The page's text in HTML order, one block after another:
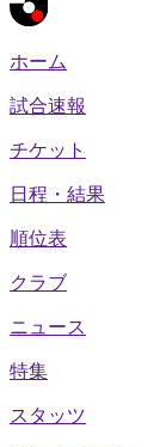
ホーム
試合速報
チケット
日程・結果
順位表
クラブ
ニュース
特集
スタッツ